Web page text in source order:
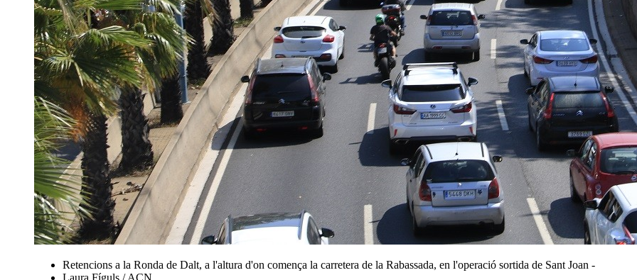
Retencions a la Ronda de Dalt, a l'altura d'on comença la carretera de la Rabassada, en l'operació sortida de Sant Joan -
Laura Fíguls / ACN